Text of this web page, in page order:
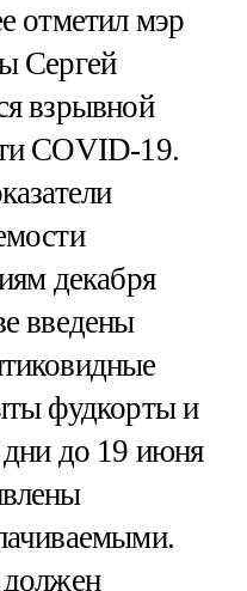
отметил мэр
Сергей
взрывной
COVID-19.
декабря
введены
фудкорты и
до 19 июня